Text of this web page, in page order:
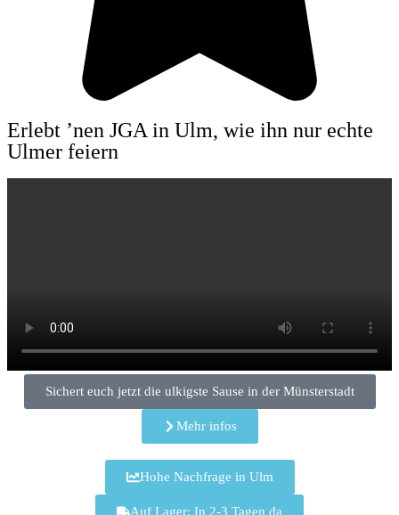
Erlebt ’nen JGA in Ulm, wie ihn nur echte
Ulmer feiern
Sichert euch jetzt die ulkigste Sause in der Müns­ter­stadt
Mehr infos
Hohe Nachfrage in Ulm
Auf Lager: In 2-3 Tagen da